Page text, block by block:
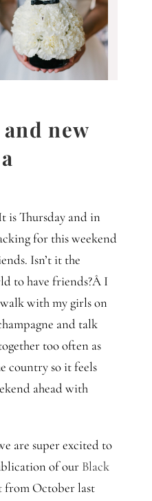
new
is Thursday and in
for this weekend
Isn’t it the
to have friends?Â I
with my girls on
and talk
too often as
country so it feels
ahead with
are super excited to
of our Black
from October last